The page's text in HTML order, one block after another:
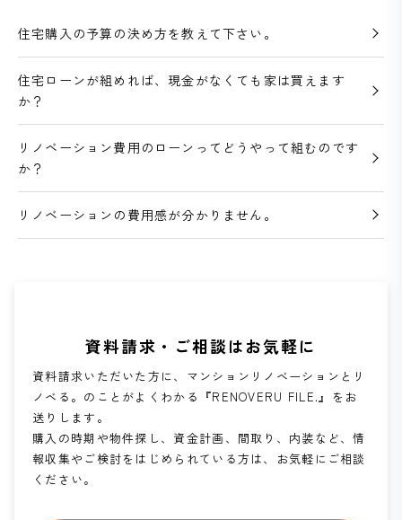
住宅購入の予算の決め方を教えて下さい。
住宅ローンが組めれば、現金がなくても家は買えます
か？
リノベーション費用のローンってどうやって組むのです
か？
リノベーションの費用感が分かりません。
資料請求・ご相談はお気軽に
資料請求いただいた方に、マンションリノベーションとリ
ノベる。のことがよくわかる『RENOVERU FILE.』をお
送りします。
購入の時期や物件探し、資金計画、間取り、内装など、情
報収集やご検討をはじめられている方は、お気軽にご相談
ください。